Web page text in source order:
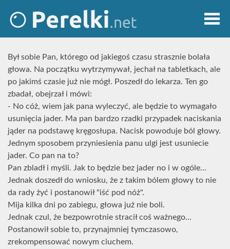
Był sobie Pan, którego od jakiegoś czasu strasznie bolała
głowa. Na początku wytrzymywał, jechał na tabletkach, ale
po jakimś czasie już nie mógł. Poszedł do lekarza. Ten go
zbadał, obejrzał i mówi:
- No cóż, wiem jak pana wyleczyć, ale będzie to wymagało
usunięcia jader. Ma pan bardzo rzadki przypadek naciskania
jąder na podstawę kręgosłupa. Nacisk powoduje ból głowy.
Jednym sposobem przyniesienia panu ulgi jest usuniecie
jader. Co pan na to?
Pan zbladł i myśli. Jak to będzie bez jader no i w ogóle...
Jednak doszedł do wniosku, że z takim bólem głowy to nie
da rady żyć i postanowił "iść pod nóż".
Mija kilka dni po zabiegu, głowa już nie boli.
Jednak czul, że bezpowrotnie stracił coś ważnego...
Postanowił sobie to, przynajmniej tymczasowo,
zrekompensować nowym ciuchem.